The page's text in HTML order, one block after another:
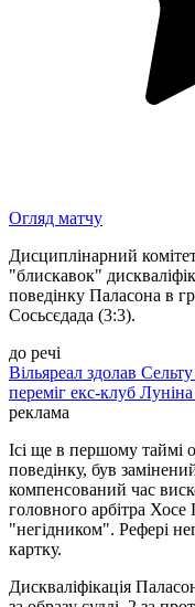
Огляд матчу
Дисциплінарний
"блискавок"
поведінку Паласона в
Сосьсєдада (3:3).
до речі
Вільяреал здолав
переміг екс-клуб
реклама
Ісі ще в першому таймі
поведінку, був
компенсований час
головного арбітра
"негідником". Рефері
картку.
Дискваліфікація